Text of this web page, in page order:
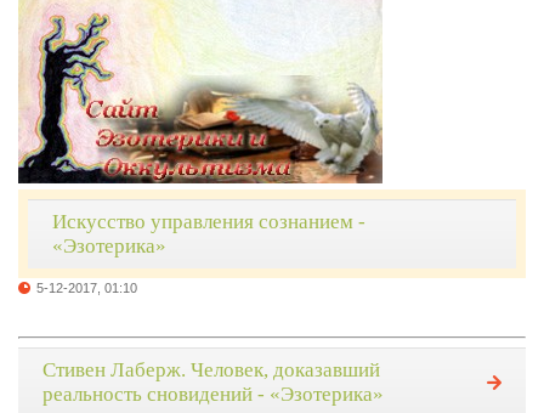
Искусство управления сознанием -
«Эзотерика»
5-12-2017, 01:10
Стивен Лаберж. Человек, доказавший
реальность сновидений - «Эзотерика»